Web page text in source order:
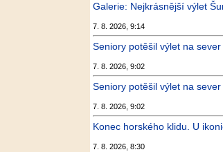
Galerie: Nejkrásnější výlet
7. 8. 2026, 9:14
Seniory potěšil výlet na
7. 8. 2026, 9:02
Seniory potěšil výlet na
7. 8. 2026, 9:02
Konec horského klidu. U
7. 8. 2026, 8:30